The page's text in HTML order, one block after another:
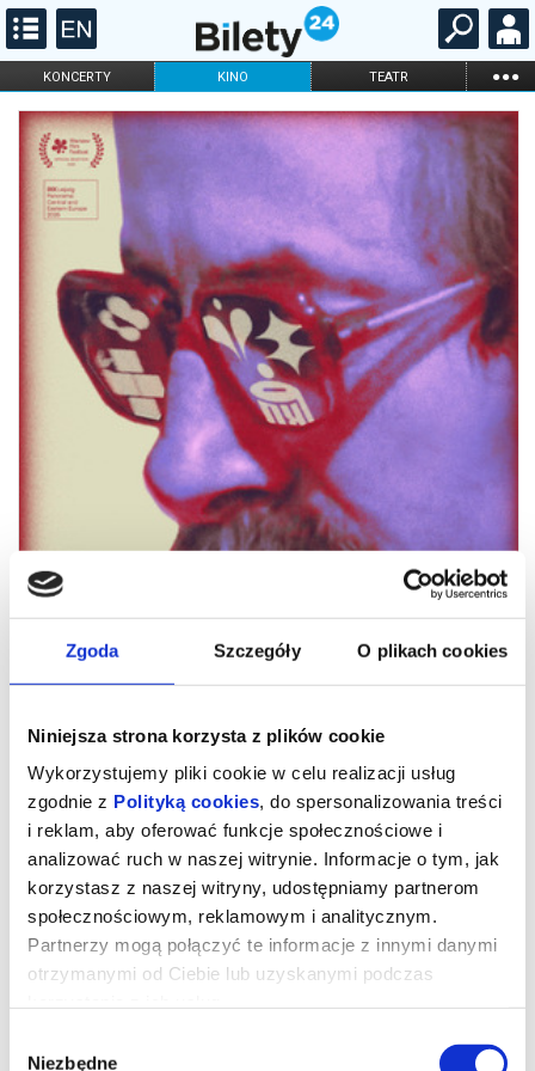
Zgoda Szczegóły O plikach cookies
Niniejsza strona korzysta z plików cookie
Wykorzystujemy pliki cookie w celu realizacji usług
zgodnie z Polityką cookies, do spersonalizowania treści
i reklam, aby oferować funkcje społecznościowe i
analizować ruch w naszej witrynie. Informacje o tym, jak
korzystasz z naszej witryny, udostępniamy partnerom
społecznościowym, reklamowym i analitycznym.
Partnerzy mogą połączyć te informacje z innymi danymi
otrzymanymi od Ciebie lub uzyskanymi podczas
Niezbędne
KONCERTY KINO TEATR ...
FILHARMONIA OPERA I BALET
STAND-UP
DLA DZIECI
KARNETY
ZNAKI PANA ŚLIWKI
Wbrew oczekiwaniom rodziny Karol Śliwka opuszcza wieś i
zaczyna studia artystyczne w Warszawie. Postanawia zająć się
komunistyczną Polskę i definiuje wizualny krajobraz kraju. Jego
polskich ulicach, w instytucjach i zakładach pracy. Jednocześnie
prowadzi zwyczajne życie rodzinne, które przez lata z pasją